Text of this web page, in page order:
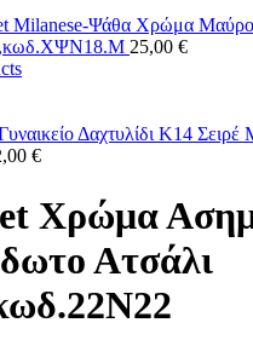
Milanese-Ψάθα Χρώμα
25,00 €
Δαχτυλίδι Κ14
€
Χρώμα
Ατσάλι